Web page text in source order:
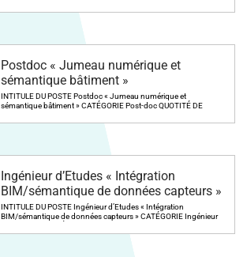
Postdoc « Jumeau numérique et
sémantique bâtiment »
INTITULE DU POSTE Postdoc « Jumeau numérique et
sémantique bâtiment » CATÉGORIE Post-doc QUOTITÉ DE
Ingénieur d’Etudes « Intégration
BIM/sémantique de données capteurs »
INTITULE DU POSTE Ingénieur d’Etudes « Intégration
BIM/sémantique de données capteurs » CATÉGORIE Ingénieur